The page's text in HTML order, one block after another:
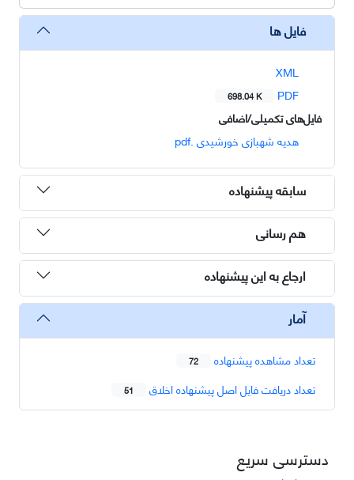
فایل ها
XML
PDF
698.04 K
فایل‌های تکمیلی/اضافی
هدیه شهبازی خورشیدی .pdf
سابقه پیشنهاده
هم رسانی
ارجاع به این پیشنهاده
آمار
تعداد مشاهده پیشنهاده 72
تعداد دریافت فایل اصل پیشنهاده اخلاق 51
دسترسی سریع